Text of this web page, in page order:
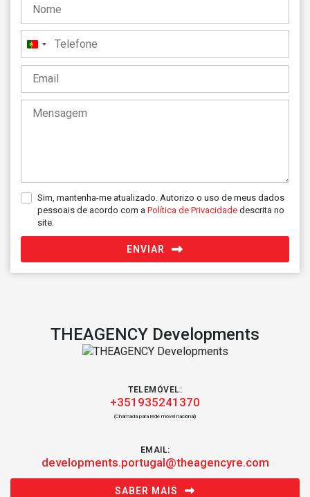
Portugal
+351
Sim, mantenha-me atualizado. Autorizo o uso de meus dados
pessoais de acordo com a Política de Privacidade descrita no
site.
ENVIAR
THEAGENCY Developments
TELEMÓVEL:
+351935241370
(Chamada para rede móvel nacional)
EMAIL:
developments.portugal@theagencyre.com
SABER MAIS